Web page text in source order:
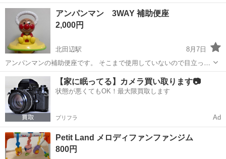
すので 気にならない方のみのお渡しでお願いします。 使用していた物
なので塗装の剥がれている箇所も 見受けられます。 かなり重さがあり
しっかりとしてい...
大阪 高槻市 高槻駅
アンパンマン 3WAY 補助便座
2,000円
北田辺駅
8月7日
アンパンマンの補助便座です。 そこまで使用していないので目立った
傷はありません。 音も正常に鳴ります(電池は入ったままです) 箱もつ
けます。
大阪 大阪市 北田辺駅 ベビー用品
【家に眠ってる】カメラ買い取ります📷
状態が悪くてもOK！最大限買取します
プリフラ Ad
Petit Land メロディファンファンジム
800円